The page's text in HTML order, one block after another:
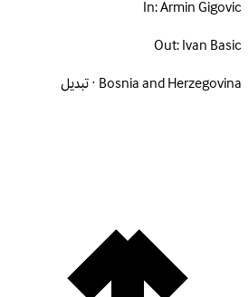
In:Armin Gigovic
Out:Ivan Basic
Bosnia and Herzegovina · تبديل